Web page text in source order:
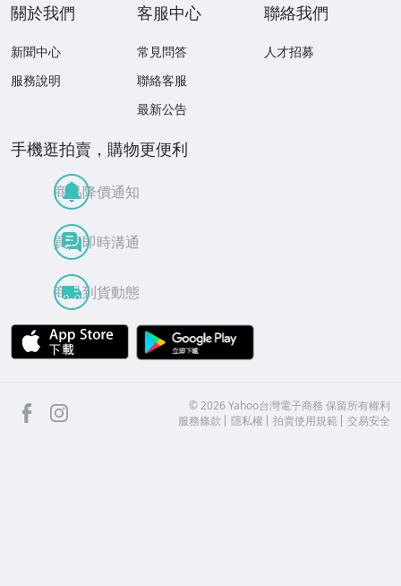
關於我們
新聞中心
服務說明
客服中心
常見問答
聯絡客服
最新公告
聯絡我們
人才招募
手機逛拍賣，購物更便利
商品降價通知
買賣即時溝通
商品到貨動態
APP Store
facebook ©2026 Yahoo台灣電子商務 保留所有權利
服務條款
隱私權 拍賣使用規範 交易安全